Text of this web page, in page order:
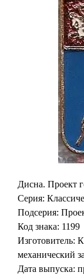
Дисна. Проект
Серия:
Подсерия:
Код знака: 1199
Изготовитель:
механический
Дата выпуска: